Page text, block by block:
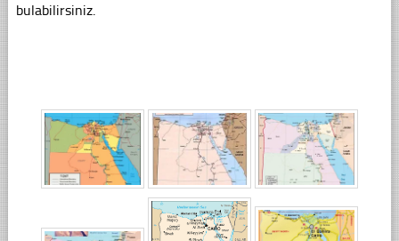
bulabilirsiniz.